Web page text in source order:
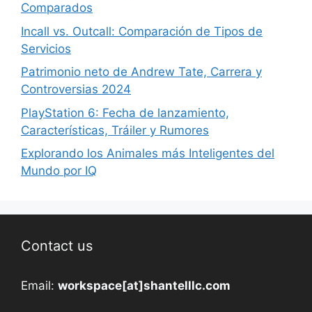
Comparados
Incall vs. Outcall: Comparación de Tipos de
Servicios
Patrimonio neto de Andrew Tate, Carrera y
Controversias 2024
PlayStation 6: Fecha de lanzamiento,
Características, Tráiler y Rumores
Explorando los Animales más Inteligentes del
Mundo por IQ
Contact us
Email: workspace[at]shantelllc.com